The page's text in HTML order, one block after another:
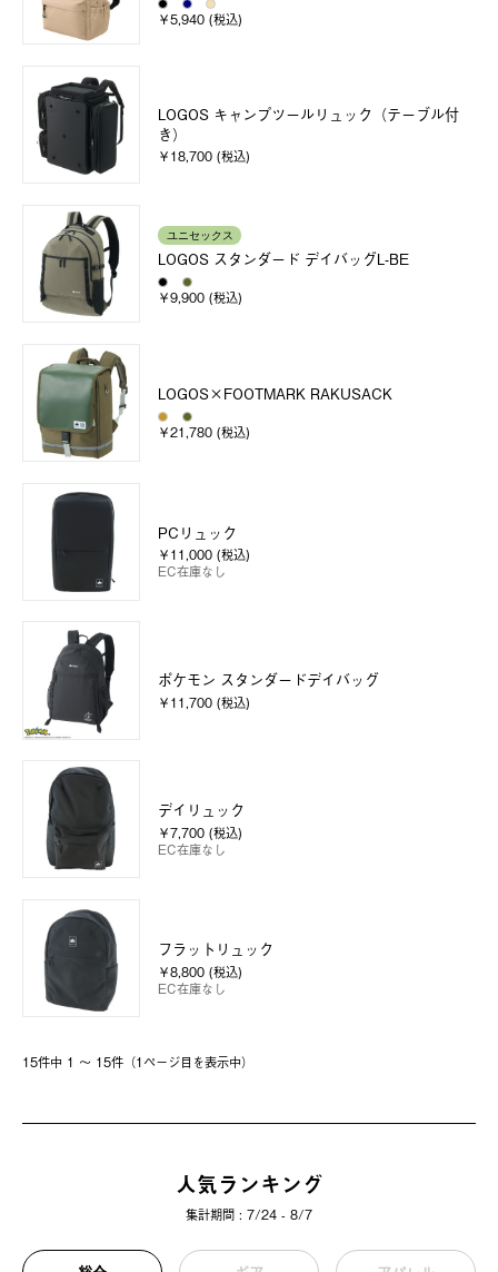
￥5,940 (税込)
LOGOS キャンプツールリュック（テーブル付
き）
￥18,700 (税込)
ユニセックス
LOGOS スタンダード デイバッグL-BE
￥9,900 (税込)
LOGOS×FOOTMARK RAKUSACK
￥21,780 (税込)
PCリュック
￥11,000 (税込)
EC在庫なし
ポケモン スタンダードデイバッグ
￥11,700 (税込)
デイリュック
￥7,700 (税込)
EC在庫なし
フラットリュック
￥8,800 (税込)
EC在庫なし
15件中 1 〜 15件（1ページ⽬を表⽰中）
人気ランキング
集計期間 : 7/24 - 8/7